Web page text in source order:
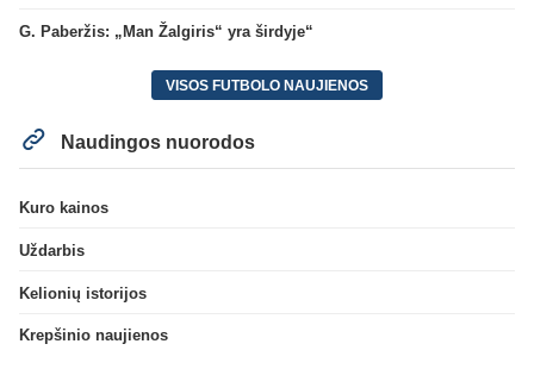
G. Paberžis: „Man Žalgiris“ yra širdyje“
VISOS FUTBOLO NAUJIENOS
Naudingos nuorodos
Kuro kainos
Uždarbis
Kelionių istorijos
Krepšinio naujienos